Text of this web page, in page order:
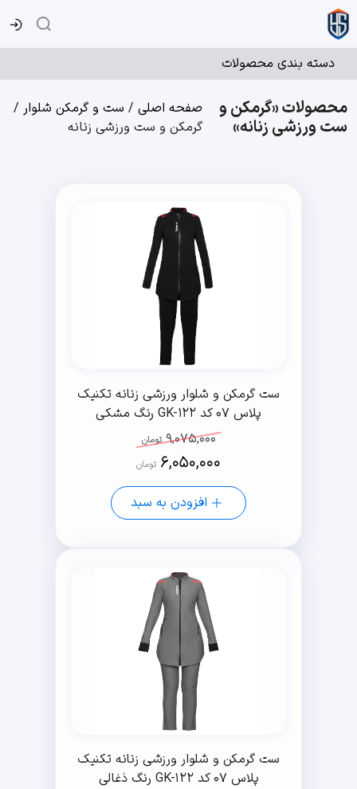
دسته بندی محصولات
صفحه اصلی/ ست و گرمکن شلوار /
گرمکن و ست ورزشی زنانه
محصولات «گرمکن و
ست ورزشی زنانه»
ست گرمکن و شلوار ورزشی زنانه تکنیک
پلاس 07 کد GK-122 رنگ مشکی
9,075,000 تومان
6,050,000 تومان
افزودن به سبد
ست گرمکن و شلوار ورزشی زنانه تکنیک
پلاس 07 کد GK-122 رنگ ذغالی